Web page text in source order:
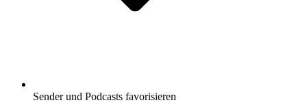
Sender und Podcasts favorisieren